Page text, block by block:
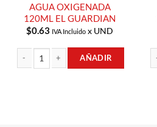
AGUA OXIGENADA
120ML EL GUARDIAN
$0.63 IVA Incluido x UND
AÑADIR